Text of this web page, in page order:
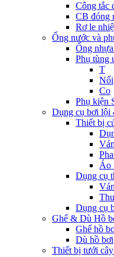
Công tắc
CB đóng
Rơ le
Ống nước và
Ống
Phụ tùng
T
Nối
Co
Phụ kiện
Dụng cụ bơi lội
Thiết bị
Áo
Dụng cụ
Dụng cụ
Ghế & Dù Hồ
Ghế hồ
Dù hồ bơi
Thiết bị tưới